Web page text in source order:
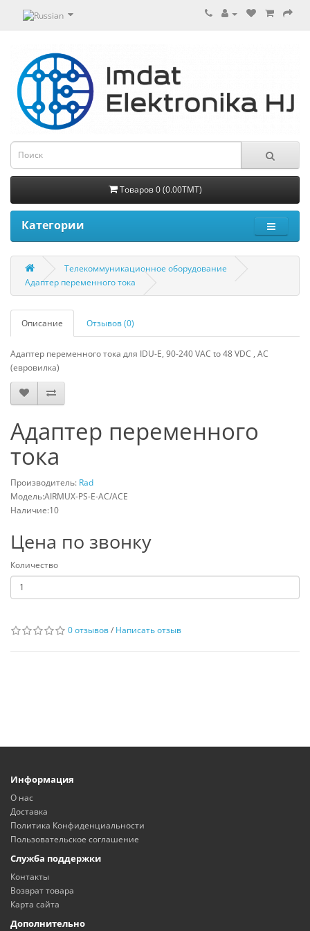
Товаров 0 (0.00TMT)
Категории
Телекоммуникационное оборудование
Адаптер переменного тока
Описание Отзывов (0)
Адаптер переменного тока для IDU-E, 90-240 VAC to 48 VDC , AC
(евровилка)
Адаптер переменного
тока
Производитель: Rad
Модель:AIRMUX-PS-E-AC/ACE
Наличие:10
Цена по звонку
Количество
0 отзывов/ Написать отзыв
Информация
О нас
Доставка
Политика Конфиденциальности
Пользовательское соглашение
Служба поддержки
Контакты
Возврат товара
Карта сайта
Дополнительно